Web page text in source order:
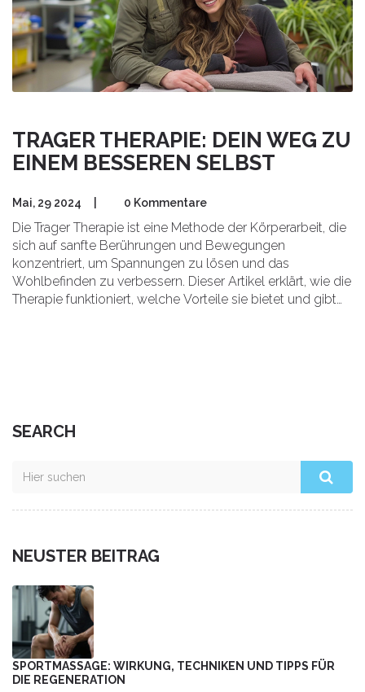
TRAGER THERAPIE: DEIN WEG ZU
EINEM BESSEREN SELBST
Mai, 29 2024 0 Kommentare
Die Trager Therapie ist eine Methode der Körperarbeit, die
sich auf sanfte Berührungen und Bewegungen
konzentriert, um Spannungen zu lösen und das
Wohlbefinden zu verbessern. Dieser Artikel erklärt, wie die
Therapie funktioniert, welche Vorteile sie bietet und gibt
SEARCH
NEUSTER BEITRAG
SPORTMASSAGE: WIRKUNG, TECHNIKEN UND TIPPS FÜR
DIE REGENERATION